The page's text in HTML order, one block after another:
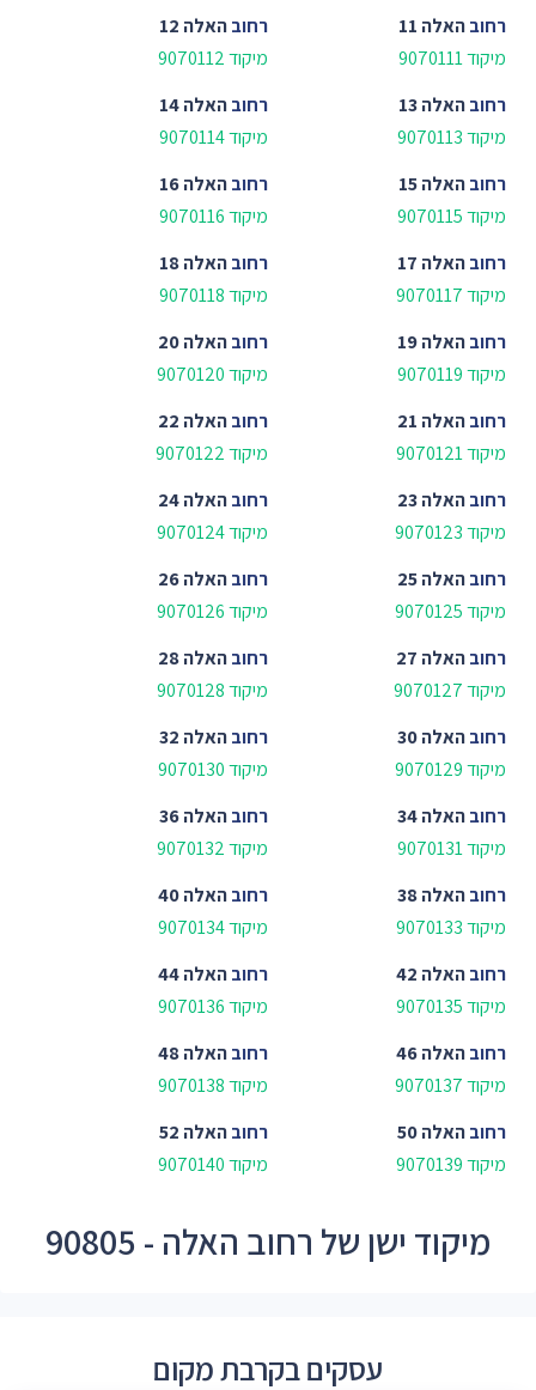
רחובהאלה 11
מיקוד 9070111
רחובהאלה 12
מיקוד 9070112
רחובהאלה 13
מיקוד 9070113
רחובהאלה 14
מיקוד 9070114
רחובהאלה 15
מיקוד 9070115
רחובהאלה 16
מיקוד 9070116
רחובהאלה 17
מיקוד 9070117
רחובהאלה 18
מיקוד 9070118
רחובהאלה 19
מיקוד 9070119
רחובהאלה 20
מיקוד 9070120
רחובהאלה 21
מיקוד 9070121
רחובהאלה 22
מיקוד 9070122
רחובהאלה 23
מיקוד 9070123
רחובהאלה 24
מיקוד 9070124
רחובהאלה 25
מיקוד 9070125
רחובהאלה 26
מיקוד 9070126
רחובהאלה 27
מיקוד 9070127
רחובהאלה 28
מיקוד 9070128
רחובהאלה 30
מיקוד 9070129
רחובהאלה 32
מיקוד 9070130
רחובהאלה 34
מיקוד 9070131
רחובהאלה 36
מיקוד 9070132
רחובהאלה 38
מיקוד 9070133
רחובהאלה 40
מיקוד 9070134
רחובהאלה 42
מיקוד 9070135
רחובהאלה 44
מיקוד 9070136
רחובהאלה 46
מיקוד 9070137
רחובהאלה 48
מיקוד 9070138
רחובהאלה 50
מיקוד 9070139
רחובהאלה 52
מיקוד 9070140
מיקוד ישן של רחוב האלה - 90805
עסקים בקרבת מקום